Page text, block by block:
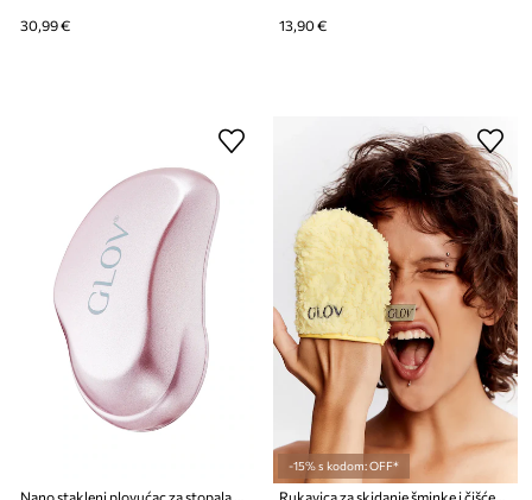
30,99 € 13,90 €
-15% s kodom: OFF*